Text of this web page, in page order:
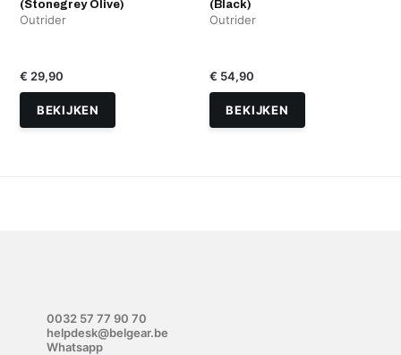
(Stonegrey Olive)
Outrider
€ 29,90
BEKIJKEN
(Black)
Outrider
€ 54,90
BEKIJKEN
0032 57 77 90 70
helpdesk@belgear.be
Whatsapp